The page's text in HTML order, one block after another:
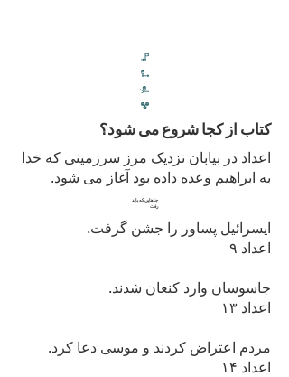
کتاب از کجا شروع می شود؟
اعداد در بیابان نزدیک مرز سرزمینی که خدا
به ابراهیم وعده داده بود آغاز می شود.
جاهایی که باید
رفت
ایسرائیل پساور را جشن گرفت.
اعداد ۹
جاسوسان وارد کنعان شدند.
اعداد ۱۳
مردم اعتراض کردند و موسی دعا کرد.
اعداد ۱۴